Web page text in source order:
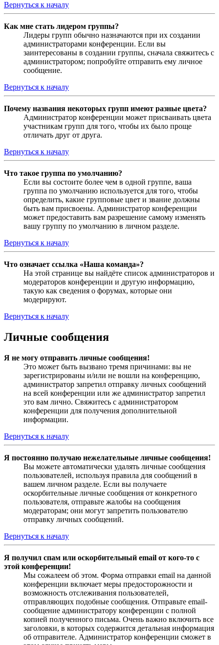
Вернуться к началу
Как мне стать лидером группы?
Лидеры групп обычно назначаются при их создании
администраторами конференции. Если вы
заинтересованы в создании группы, сначала свяжитесь с
администратором; попробуйте отправить ему личное
сообщение.
Вернуться к началу
Почему названия некоторых групп имеют разные цвета?
Администратор конференции может присваивать цвета
участникам групп для того, чтобы их было проще
отличать друг от друга.
Вернуться к началу
Что такое группа по умолчанию?
Если вы состоите более чем в одной группе, ваша
группа по умолчанию используется для того, чтобы
определить, какие групповые цвет и звание должны
быть вам присвоены. Администратор конференции
может предоставить вам разрешение самому изменять
вашу группу по умолчанию в личном разделе.
Вернуться к началу
Что означает ссылка «Наша команда»?
На этой странице вы найдёте список администраторов и
модераторов конференции и другую информацию,
такую как сведения о форумах, которые они
модерируют.
Вернуться к началу
Личные сообщения
Я не могу отправить личные сообщения!
Это может быть вызвано тремя причинами: вы не
зарегистрированы и/или не вошли на конференцию,
администратор запретил отправку личных сообщений
на всей конференции или же администратор запретил
это вам лично. Свяжитесь с администратором
конференции для получения дополнительной
информации.
Вернуться к началу
Я постоянно получаю нежелательные личные сообщения!
Вы можете автоматически удалять личные сообщения
пользователей, используя правила для сообщений в
вашем личном разделе. Если вы получаете
оскорбительные личные сообщения от конкретного
пользователя, отправьте жалобы на сообщения
модераторам; они могут запретить пользователю
отправку личных сообщений.
Вернуться к началу
Я получил спам или оскорбительный email от кого-то с
этой конференции!
Мы сожалеем об этом. Форма отправки email на данной
конференции включает меры предосторожности и
возможность отслеживания пользователей,
отправляющих подобные сообщения. Отправьте email-
сообщение администратору конференции с полной
копией полученного письма. Очень важно включить все
заголовки, в которых содержится детальная информация
об отправителе. Администратор конференции сможет в